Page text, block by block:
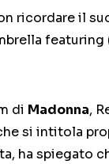
ricordare il
featuring
di Madonna,
si intitola
ha spiegato